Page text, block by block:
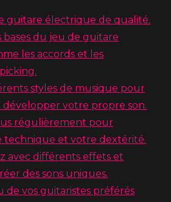
guitare électrique de qualité.
bases du jeu de guitare
les accords et les
styles de musique pour
développer votre propre son.
régulièrement pour
technique et votre dextérité.
avec différents effets et
des sons uniques.
de vos guitaristes préférés